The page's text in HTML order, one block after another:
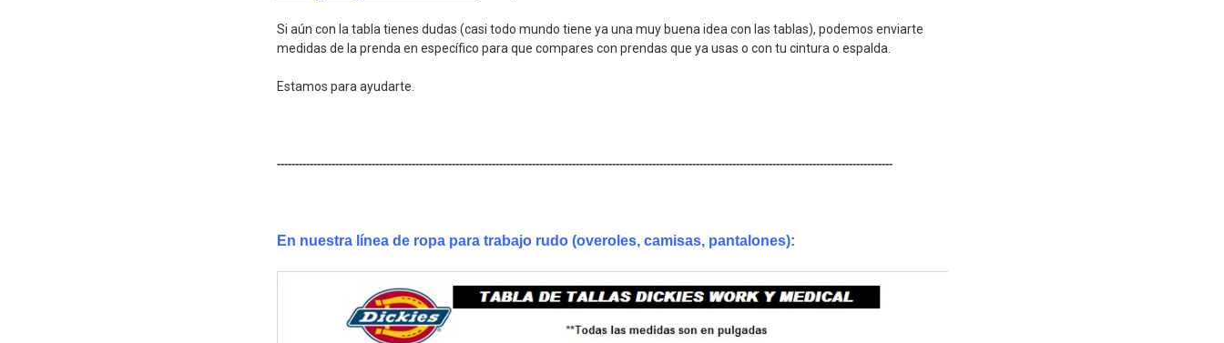
Si aún con la tabla tienes dudas (casi todo mundo tiene ya una muy buena idea con las tablas), podemos enviarte
medidas de la prenda en específico para que compares con prendas que ya usas o con tu cintura o espalda.
Estamos para ayudarte.
-------------------------------------------------------------------------------------------------------------------------------------------------------------------------
En nuestra línea de ropa para trabajo rudo (overoles, camisas, pantalones):